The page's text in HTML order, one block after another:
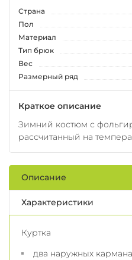
Страна
Пол
Материал
Тип брюк
Вес
Размерный ряд
Краткое описание
Зимний костюм с
рассчитанный на
Описание
Характеристики
Куртка
два наружных